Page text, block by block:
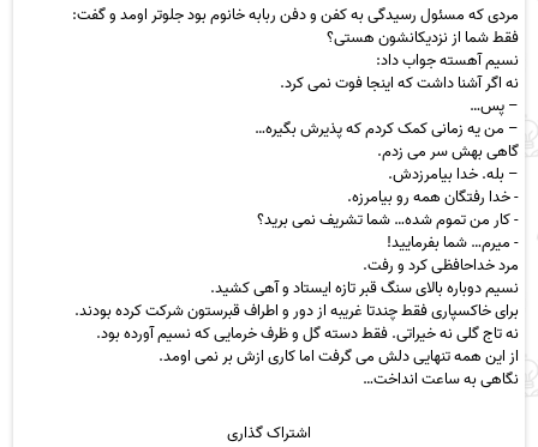
مردی که مسئول رسیدگی به کفن و دفن ربابه‬ خانوم بود جلوتر اومد و گفت:
فقط شما از نزدیکانشون هستی؟‬
نسیم آهسته جواب داد:
نه اگر آشنا داشت که اینجا فوت نمی کرد.‬
– پس…‬
– من یه زمانی کمک کردم که پذیرش بگیره…
گاهی بهش سر می زدم.‬
– بله. خدا بیامرزدش.‬
‫- خدا رفتگان همه رو بیامرزه.‬
‫- کار من تموم شده… شما تشریف نمی برید؟‬
‫- میرم… شما بفرمایید!‬
‫مرد خداحافظی کرد و رفت.
نسیم دوباره بالای سنگ قبر تازه ایستاد و آهی کشید.‬
‫برای خاکسپاری فقط چندتا غریبه از دور و اطراف قبرستون شرکت کرده‬ بودند.
نه تاج گلی نه خیراتی. فقط دسته گل و ظرف خرمایی‬ که نسیم آورده بود.
از این همه تنهایی دلش می گرفت اما کاری ازش‬ بر نمی اومد.
نگاهی به ساعت انداخت…
اشتراک گذاری